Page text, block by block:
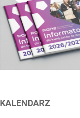
KALENDARZ